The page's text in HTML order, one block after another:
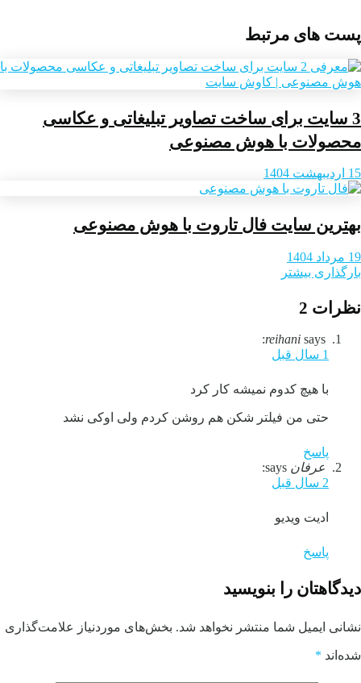
پست های مرتبط
3 سایت برای ساخت تصاویر تبلیغاتی و عکاسی
محصولات با هوش مصنوعی
15 اردیبهشت 1404
بهترین سایت فال تاروت با هوش مصنوعی
19 مرداد 1404
بارگذاری بیشتر
نظرات 2
reihani says:
1 سال قبل
با هیچ کدوم نمیشه کار کرد
حتی من فیلتر شکن هم روشن کردم ولی اوکی نشد
پاسخ
عرفان says:
2 سال قبل
ادیت ویدیو
پاسخ
دیدگاهتان را بنویسید
نشانی ایمیل شما منتشر نخواهد شد. بخش‌های موردنیاز علامت‌گذاری
شده‌اند *